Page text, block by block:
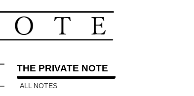
THE PRIVATE NOTE
ALL NOTES